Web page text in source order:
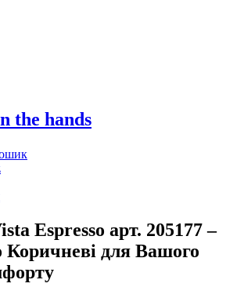
the hands
Espresso арт. 205177 –
Коричневі для Вашого